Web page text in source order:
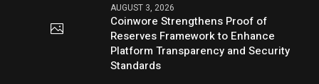
AUGUST 3, 2026
Coinwore Strengthens Proof of
Reserves Framework to Enhance
Platform Transparency and Security
Standards